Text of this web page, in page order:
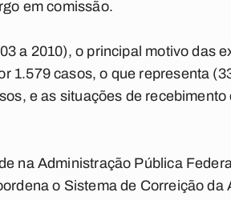
em comissão.
a 2010), o principal motivo das
1.579 casos, o que representa
e as situações de
na Administração Pública
o Sistema de Correição